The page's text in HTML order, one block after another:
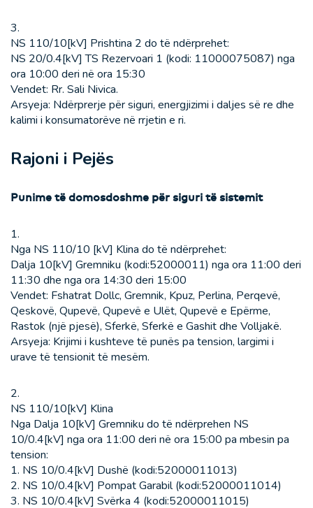
3.
NS 110/10[kV] Prishtina 2 do të ndërprehet:
NS 20/0.4[kV] TS Rezervoari 1 (kodi: 11000075087) nga
ora 10:00 deri në ora 15:30
Vendet: Rr. Sali Nivica.
Arsyeja: Ndërprerje për siguri, energjizimi i daljes së re dhe
kalimi i konsumatorëve në rrjetin e ri.
Rajoni i Pejës
Punime të domosdoshme për siguri të sistemit
1.
Nga NS 110/10 [kV] Klina do të ndërprehet:
Dalja 10[kV] Gremniku (kodi:52000011) nga ora 11:00 deri
11:30 dhe nga ora 14:30 deri 15:00
Vendet: Fshatrat Dollc, Gremnik, Kpuz, Perlina, Perqevë,
Qeskovë, Qupevë, Qupevë e Ulët, Qupevë e Epërme,
Rastok (një pjesë), Sferkë, Sferkë e Gashit dhe Volljakë.
Arsyeja: Krijimi i kushteve të punës pa tension, largimi i
urave të tensionit të mesëm.
2.
NS 110/10[kV] Klina
Nga Dalja 10[kV] Gremniku do të ndërprehen NS
10/0.4[kV] nga ora 11:00 deri në ora 15:00 pa mbesin pa
tension:
1. NS 10/0.4[kV] Dushë (kodi:52000011013)
2. NS 10/0.4[kV] Pompat Garabil (kodi:52000011014)
3. NS 10/0.4[kV] Svërka 4 (kodi:52000011015)